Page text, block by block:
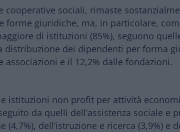
cooperative sociali, rimaste
forme giuridiche, ma, in particolare,
di istituzioni (85%), seguono
distribuzione dei dipendenti per forma
associazioni e il 12,2% dalle fondazioni.
istituzioni non profit per attività
da quelli dell’assistenza sociale
(4,7%), dell’istruzione e ricerca (3,9%)